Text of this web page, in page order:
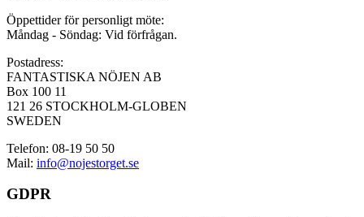
Öppettider för personligt möte:
Måndag - Söndag: Vid förfrågan.
Postadress:
FANTASTISKA NÖJEN AB
Box 100 11
121 26 STOCKHOLM-GLOBEN
SWEDEN
Telefon: 08-19 50 50
Mail: info@nojestorget.se
GDPR